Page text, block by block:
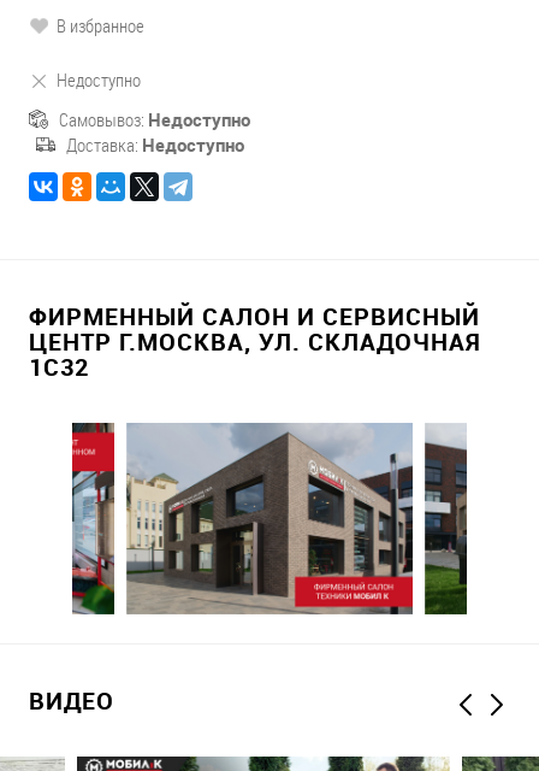
В избранное
Недоступно
Самовывоз: Недоступно
Доставка: Недоступно
ФИРМЕННЫЙ САЛОН И СЕРВИСНЫЙ
ЦЕНТР Г.МОСКВА, УЛ. СКЛАДОЧНАЯ
1С32
ВИДЕО